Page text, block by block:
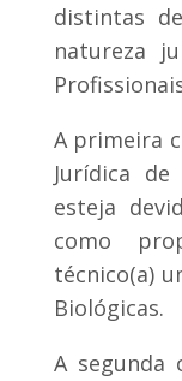
distintas
natureza
A primeira
Jurídica
esteja
como
técnico(a)
Biológicas.
A segunda